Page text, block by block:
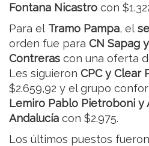
Fontana Nicastro con
Para el Tramo Pampa, el
orden fue para CN Sapag
Contreras con una oferta
Les siguieron CPC y Clear
$2.659,92 y el grupo
Lemiro Pablo Pietroboni y
Andalucía con $2.975.
Los últimos puestos